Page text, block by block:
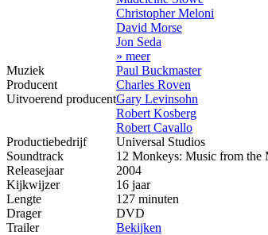
Christopher Meloni
David Morse
Jon Seda
» meer
Muziek
Paul Buckmaster
Producent
Charles Roven
Uitvoerend producentGary Levinsohn
Robert Kosberg
Robert Cavallo
Productiebedrijf
Universal Studios
Soundtrack
12 Monkeys: Music from the
Releasejaar
2004
Kijkwijzer
16 jaar
Lengte
127 minuten
Drager
DVD
Trailer
Bekijken